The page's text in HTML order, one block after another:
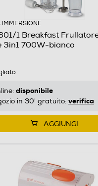
IMMERSIONE
1 Breakfast
3in1 700W-bianco
disponibile
in 30' gratuito: verifica
AGGIUNGI